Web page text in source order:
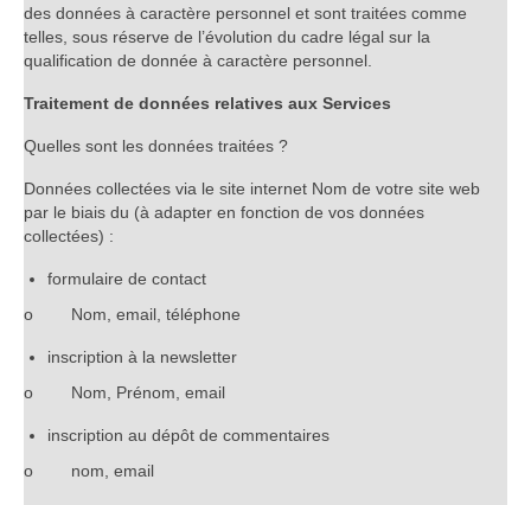
des données à caractère personnel et sont traitées comme
telles, sous réserve de l’évolution du cadre légal sur la
qualification de donnée à caractère personnel.
Traitement de données relatives aux Services
Quelles sont les données traitées ?
Données collectées via le site internet Nom de votre site web
par le biais du (à adapter en fonction de vos données
collectées) :
formulaire de contact
o Nom, email, téléphone
inscription à la newsletter
o Nom, Prénom, email
inscription au dépôt de commentaires
o nom, email